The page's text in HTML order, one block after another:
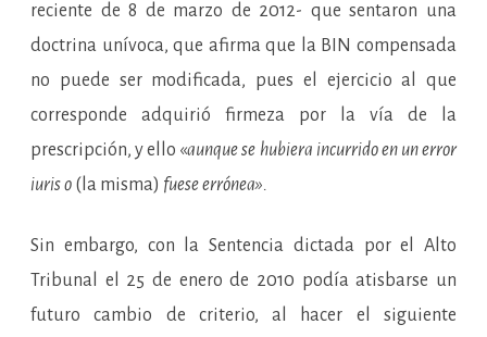
reciente de 8 de marzo de 2012- que sentaron una
doctrina unívoca, que afirma que la BIN compensada
no puede ser modificada, pues el ejercicio al que
corresponde adquirió firmeza por la vía de la
prescripción, y ello «aunque se hubiera incurrido en un error
iuris o (la misma) fuese errónea».
Sin embargo, con la Sentencia dictada por el Alto
Tribunal el 25 de enero de 2010 podía atisbarse un
futuro cambio de criterio, al hacer el siguiente